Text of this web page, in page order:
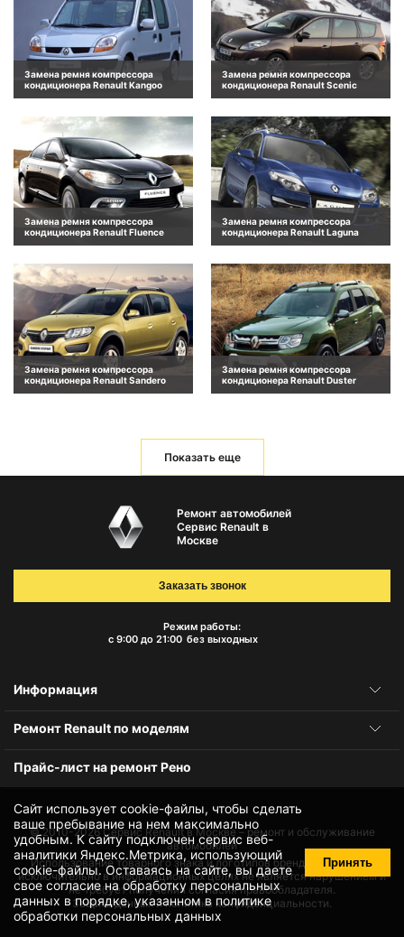
Замена ремня компрессора
кондиционера Renault Kangoo
Замена ремня компрессора
кондиционера Renault Scenic
Замена ремня компрессора
кондиционера Renault Fluence
Замена ремня компрессора
кондиционера Renault Laguna
Замена ремня компрессора
кондиционера Renault Sandero
Замена ремня компрессора
кондиционера Renault Duster
Показать еще
Сайт использует cookie-файлы, чтобы сделать
ваше пребывание на нем максимально
удобным. К cайту подключен сервис веб-
аналитики Яндекс.Метрика, использующий
cookie-файлы. Оставаясь на сайте, вы даете
своесогласие на обработку персональных
данных в порядке, указанном в политике
обработки персональных данных
Принять
Ремонт автомобилей
Сервис Renault в
Москве
Режим работы:
с 9:00 до 21:00 без выходных
Заказать звонок
Информация
Ремонт Renault по моделям
Прайс-лист на ремонт Рено
© 2010-2026Сервис Renault в Москве – ремонт и обслуживание
автомобилей
Использование товарного знака и логотипов бренда происходит
исключительно в информационных целях не является нарушением и
не требует получения согласия правообладателя.
Защита данных и политика конфиденциальности.